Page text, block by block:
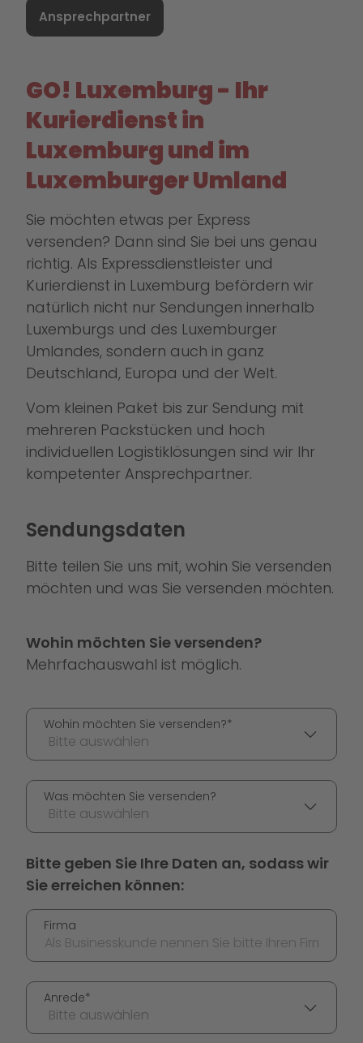
Ansprechpartner
GO! Luxemburg - Ihr
Kurierdienst in
Luxemburg und im
Luxemburger Umland
Sie möchten etwas per Express
versenden? Dann sind Sie bei uns genau
richtig. Als Expressdienstleister und
Kurierdienst in Luxemburg befördern wir
natürlich nicht nur Sendungen innerhalb
Luxemburgs und des Luxemburger
Umlandes, sondern auch in ganz
Deutschland, Europa und der Welt.
Vom kleinen Paket bis zur Sendung mit
mehreren Packstücken und hoch
individuellen Logistiklösungen sind wir Ihr
kompetenter Ansprechpartner.
Sendungsdaten
Bitte teilen Sie uns mit, wohin Sie versenden
möchten und was Sie versenden möchten.
Wohin möchten Sie versenden?
Mehrfachauswahl ist möglich.
Wohin möchten Sie versenden?*
Bitte auswählen
Was möchten Sie versenden?
Bitte auswählen
Bitte geben Sie Ihre Daten an, sodass wir
Sie erreichen können:
Firma
Anrede*
Bitte auswählen